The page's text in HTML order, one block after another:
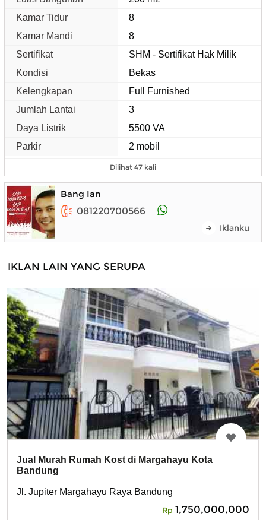
Kamar Tidur
8
Kamar Mandi
8
Sertifikat
SHM - Sertifikat Hak Milik
Kondisi
Bekas
Kelengkapan
Full Furnished
Jumlah Lantai
3
Daya Listrik
5500 VA
Parkir
2 mobil
Dilihat 47 kali
Bang Ian
081220700566
Iklanku
IKLAN LAIN YANG SERUPA
Jual Murah Rumah Kost di Margahayu Kota
Bandung
Jl. Jupiter Margahayu Raya Bandung
Rp 1,750,000,000